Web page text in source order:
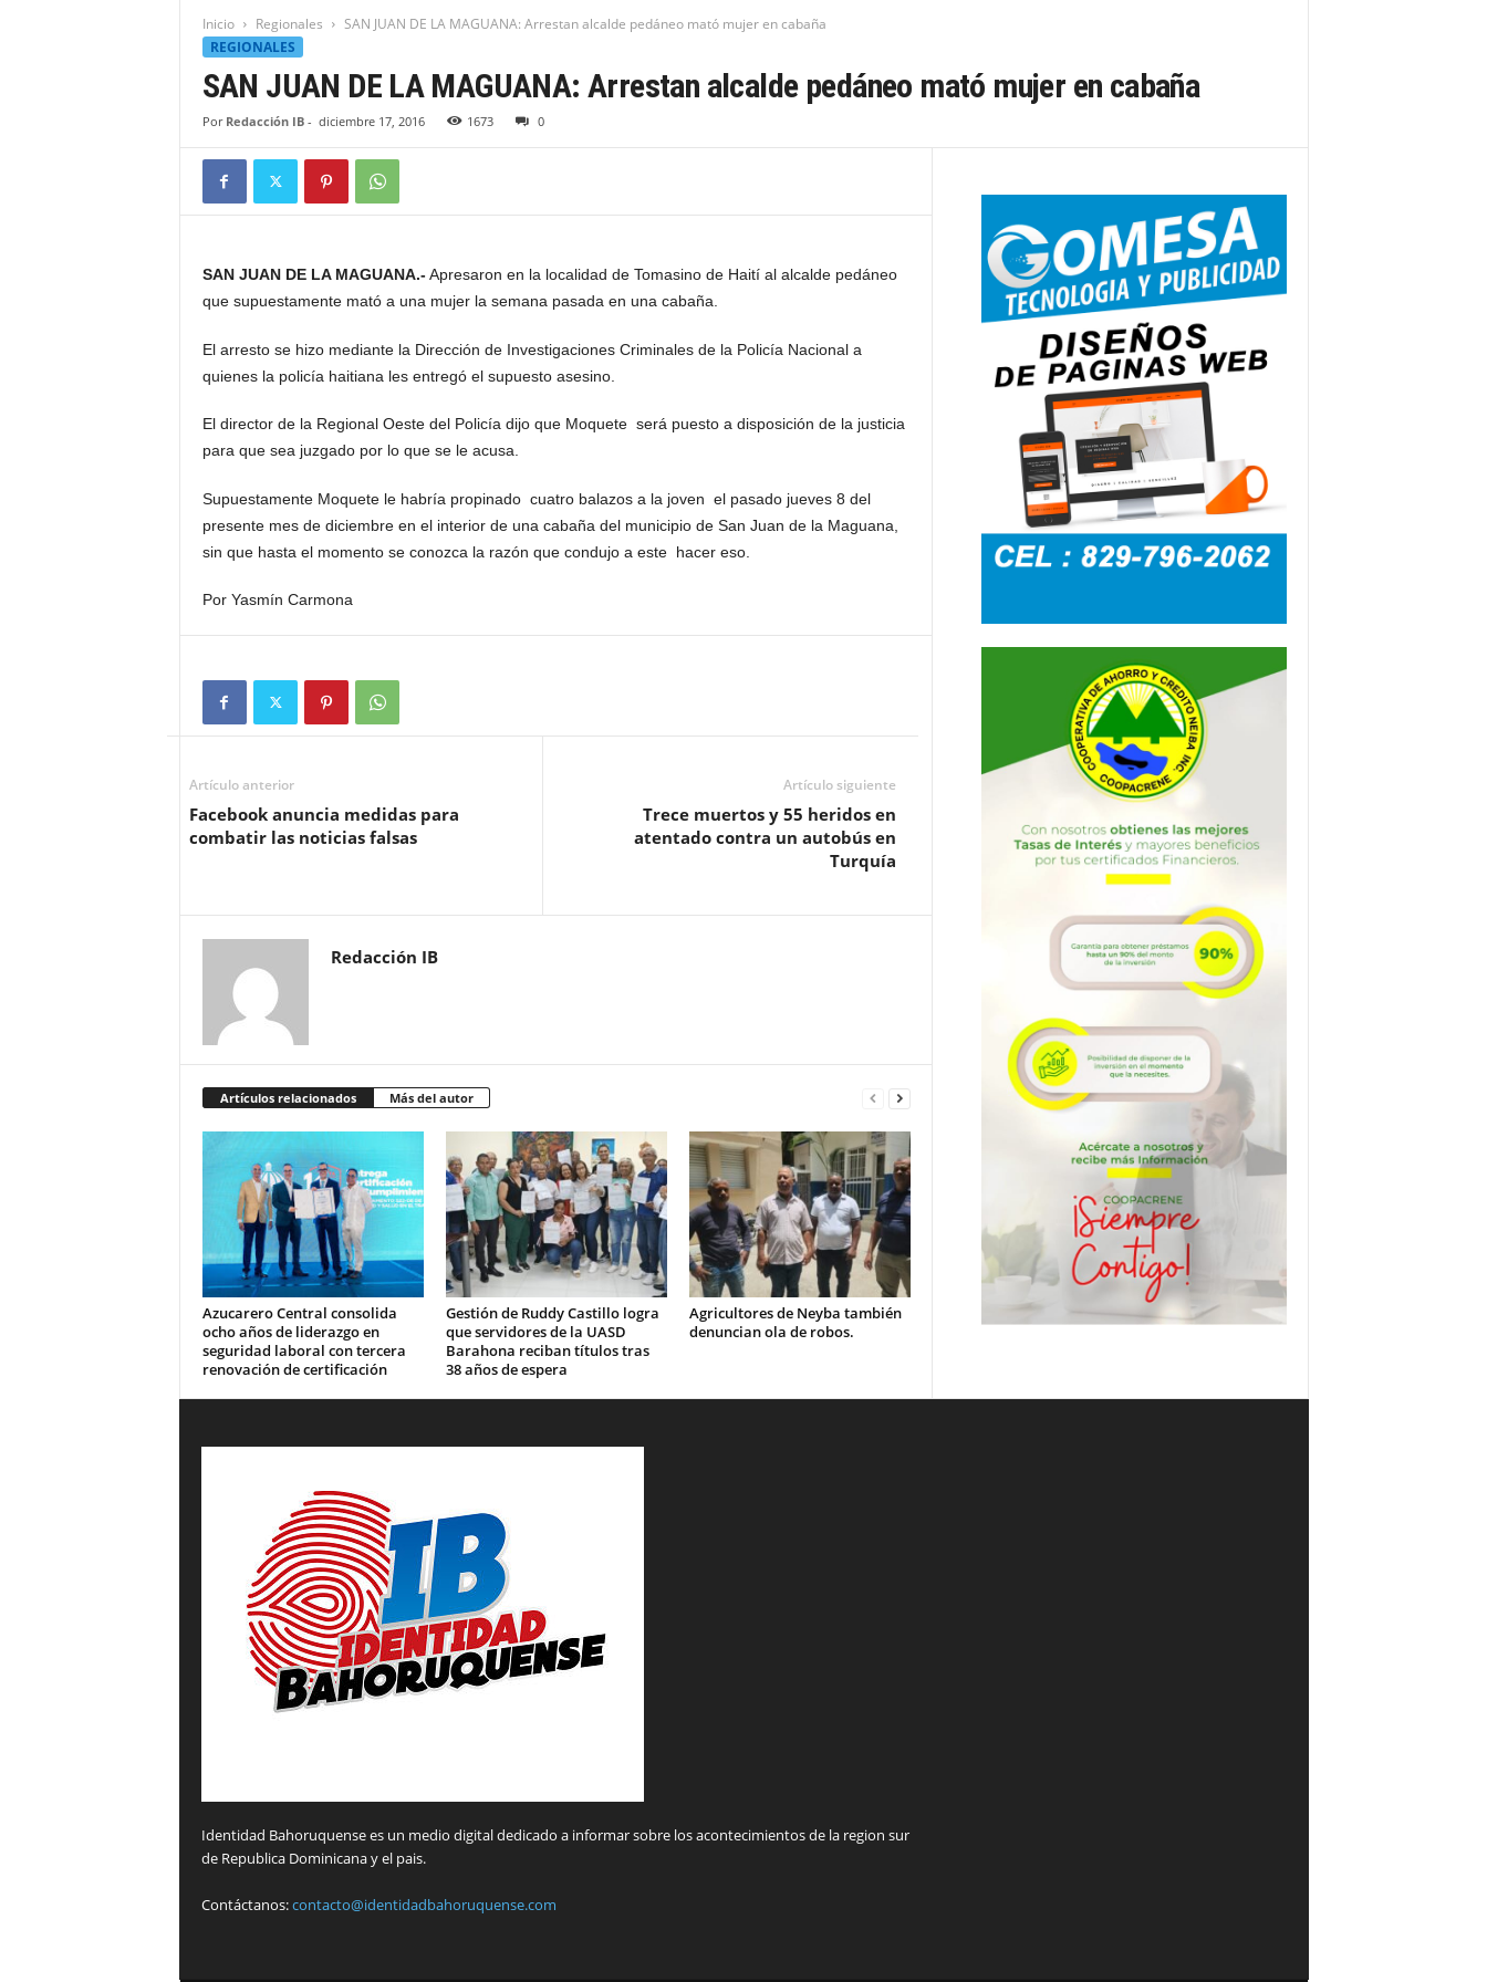
Inicio Regionales
SAN JUAN DE LA MAGUANA: Arrestan alcalde pedáneo mató mujer en cabaña
REGIONALES
SAN JUAN DE LA MAGUANA: Arrestan alcalde pedáneo mató mujer en cabaña
Por Redacción IB- diciembre 17, 2016 1673 0
SAN JUAN DE LA MAGUANA.-Apresaron en la localidad de Tomasino de Haití al alcalde pedáneo
que supuestamente mató a una mujer la semana pasada en una cabaña.
El arresto se hizo mediante la Dirección de Investigaciones Criminales de la Policía Nacional a
quienes la policía haitiana les entregó el supuesto asesino.
El director de la Regional Oeste del Policía dijo que Moquete será puesto a disposición de la justicia
para que sea juzgado por lo que se le acusa.
Supuestamente Moquete le habría propinado cuatro balazos a la joven el pasado jueves 8 del
presente mes de diciembre en el interior de una cabaña del municipio de San Juan de la Maguana,
sin que hasta el momento se conozca la razón que condujo a este hacer eso.
Por Yasmín Carmona
Artículo anterior
Facebook anuncia medidas para
combatir las noticias falsas
Artículo siguiente
Trece muertos y 55 heridos en
atentado contra un autobús en
Turquía
Redacción IB
Artículos relacionados Más del autor
Azucarero Central consolida
ocho años de liderazgo en
seguridad laboral con tercera
renovación de certificación
Gestión de Ruddy Castillo logra
que servidores de la UASD
Barahona reciban títulos tras
38 años de espera
Agricultores de Neyba también
denuncian ola de robos.
Identidad Bahoruquense es un medio digital dedicado a informar sobre los acontecimientos de la region sur
de Republica Dominicana y el pais.
Contáctanos:contacto@identidadbahoruquense.com